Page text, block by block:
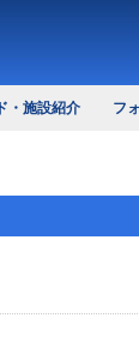
・施設紹介 フ